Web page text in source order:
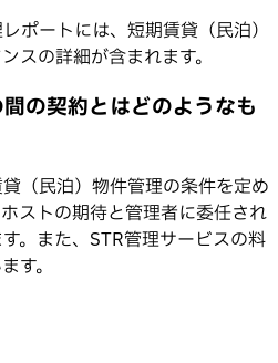
ポートには、短期賃貸（民泊）
スの詳細が含まれます。
の契約とはどのようなも
（民泊）物件管理の条件を定め
ストの期待と管理者に委任され
。また、STR管理サービスの料
す。